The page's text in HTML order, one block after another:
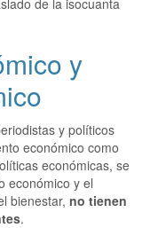
y
y políticos
económico como
económicas, se
económico y el
bienestar, no tienen
.